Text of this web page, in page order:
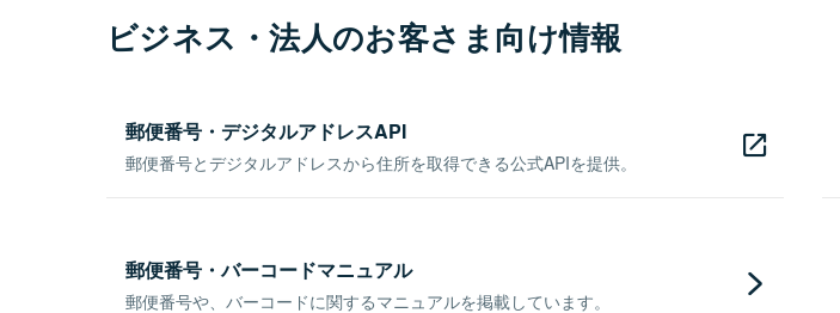
ビジネス・法人のお客さま向け情報
郵便番号・デジタルアドレスAPI
郵便番号とデジタルアドレスから住所を取得できる公式APIを提供。
郵便番号・バーコードマニュアル
郵便番号や、バーコードに関するマニュアルを掲載しています。